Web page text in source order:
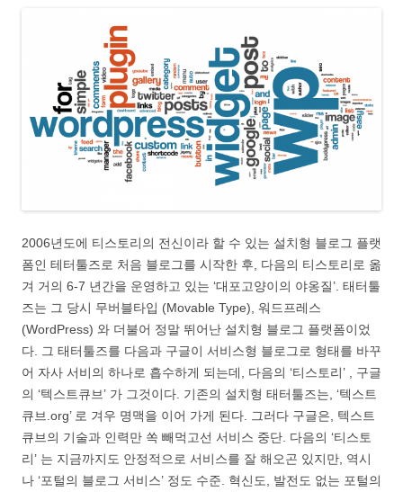
2006년도에 티스토리의 전신이라 할 수 있는 설치형 블로그 플랫
폼인 테터툴즈로 처음 블로그를 시작한 후, 다음의 티스토리로 옮
겨 거의 6-7 년간을 운영하고 있는 ‘대포고양이의 야옹질’. 태터툴
즈는 그 당시 무버블타입 (Movable Type), 워드프레스
(WordPress) 와 더불어 정말 뛰어난 설치형 블로그 플랫폼이었
다. 그 태터툴즈를 다음과 구글이 서비스형 블로그로 형태를 바꾸
어 자사 서비의 하나로 흡수하게 되는데, 다음의 ‘티스토리’ , 구글
의 ‘텍스트큐브’ 가 그것이다. 기존의 설치형 태터툴즈는, ‘텍스트
큐브.org’ 로 겨우 명맥을 이어 가게 된다. 그러다 구글은, 텍스트
큐브의 기술과 인력만 쏙 빼먹고선 서비스 중단. 다음의 ‘티스토
리’ 는 지금까지도 안정적으로 서비스를 잘 해오곤 있지만, 역시
나 ‘포털의 블로그 서비스’ 정도 수준. 혁신도, 발전도 없는 포털의